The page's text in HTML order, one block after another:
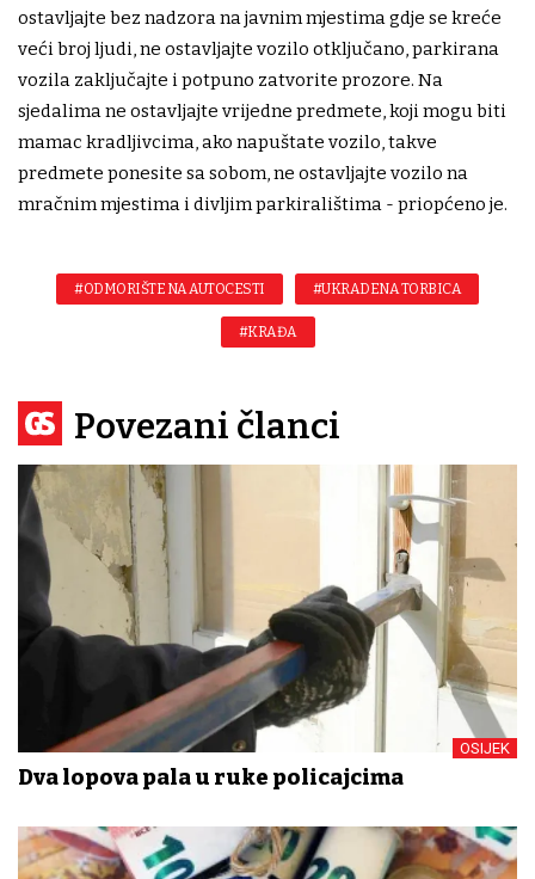
ostavljajte bez nadzora na javnim mjestima gdje se kreće
veći broj ljudi, ne ostavljajte vozilo otključano, parkirana
vozila zaključajte i potpuno zatvorite prozore. Na
sjedalima ne ostavljajte vrijedne predmete, koji mogu biti
mamac kradljivcima, ako napuštate vozilo, takve
predmete ponesite sa sobom, ne ostavljajte vozilo na
mračnim mjestima i divljim parkiralištima - priopćeno je.
#ODMORIŠTE NA AUTOCESTI #UKRADENA TORBICA
#KRAĐA
Povezani članci
OSIJEK
Dva lopova pala u ruke policajcima